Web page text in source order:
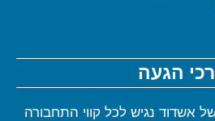
הגעה
אשדוד נגיש לכל קווי התחבורה